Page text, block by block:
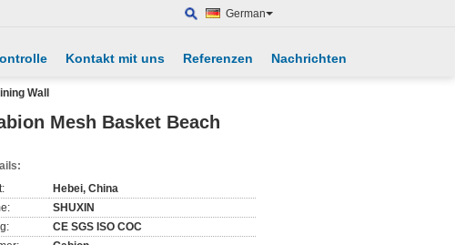
German
Kontakt mit uns Referenzen Nachrichten
Wall
Mesh Basket Beach
Hebei, China
SHUXIN
CE SGS ISO COC